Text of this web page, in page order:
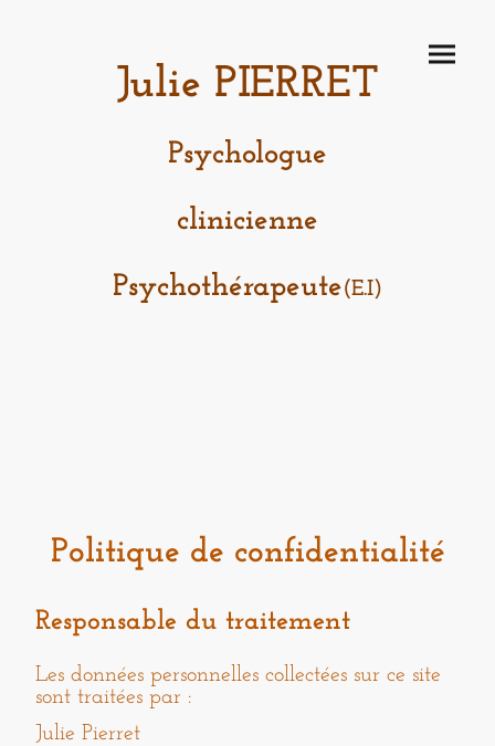
Julie PIERRET
Psychologue
clinicienne
Psychothérapeute(E.I)
Politique de confidentialité
Responsable du traitement
Les données personnelles collectées sur ce site
sont traitées par :
Julie Pierret